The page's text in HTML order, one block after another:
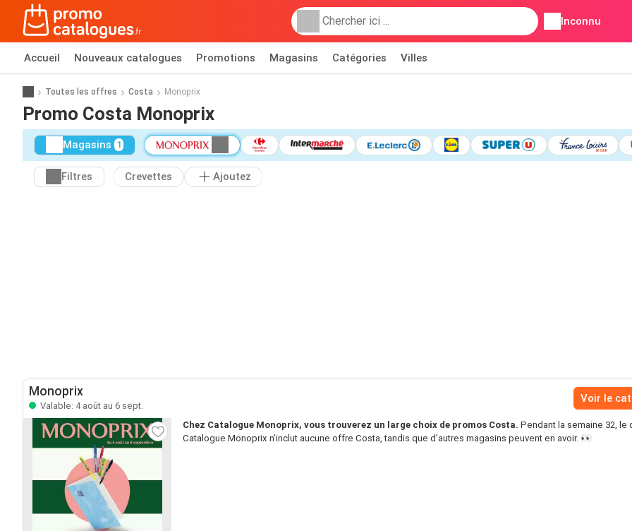
Inconnu
Accueil Nouveaux catalogues Promotions Magasins Catégories Villes
Toutes les offres Costa Monoprix
Promo Costa Monoprix
Magasins 1
Filtres Crevettes Ajoutez
Monoprix
Valable: 4 août au 6 sept.
Voir le
Chez Catalogue Monoprix, vous trouverez un large choix de promos Costa. Pendant la semaine 32, le
Catalogue Monoprix n’inclut aucune offre Costa, tandis que d’autres magasins peuvent en avoir. 👀